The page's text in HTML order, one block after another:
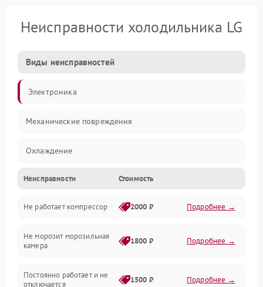
Неисправности холодильника LG
Виды неисправностей
Электроника
Механические повреждения
Охлаждение
Механика
Электропитание
Дренаж
Неисправности Стоимость
Не работает компрессор 2000 ₽ Подробнее →
Не морозит морозильная
камера
1800 ₽ Подробнее →
Постоянно работает и не
отключается
1500 ₽ Подробнее →